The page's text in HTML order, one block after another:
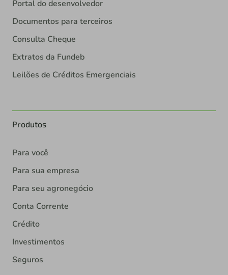
Portal do desenvolvedor
Documentos para terceiros
Consulta Cheque
Extratos da Fundeb
Leilões de Créditos Emergenciais
Produtos
Para você
Para sua empresa
Para seu agronegócio
Conta Corrente
Crédito
Investimentos
Seguros